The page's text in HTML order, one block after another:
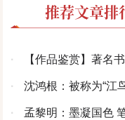
推荐文章排
·
【作品鉴赏】著名
· 沈鸿根：被称为“江
·
孟黎明：墨凝国色